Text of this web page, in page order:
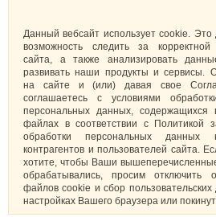
+7 (499) 322-28-29
pirojenka.rf@gmail.com
Москва, Павелецкая
ИНН: 773575794220
Самозанятая Кретова
Данный вебсайт использует cookie. Это
возможность следить за корректной
сайта, а также анализировать
развивать наши продукты и сервисы.
на сайте и (или) давая свое
соглашаетесь с условиями
персональных данных, содержащихся
файлах в соответствии с Политикой
обработки персональных данных
контрагентов и пользователей сайта.
хотите, чтобы Ваши
обрабатывались, просим отключить
файлов cookie и сбор
настройках Вашего браузера или